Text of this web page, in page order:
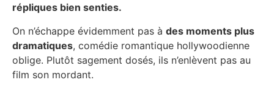
répliques bien senties.
On n’échappe évidemment pas à des moments plus
dramatiques, comédie romantique hollywoodienne
oblige. Plutôt sagement dosés, ils n’enlèvent pas au
film son mordant.